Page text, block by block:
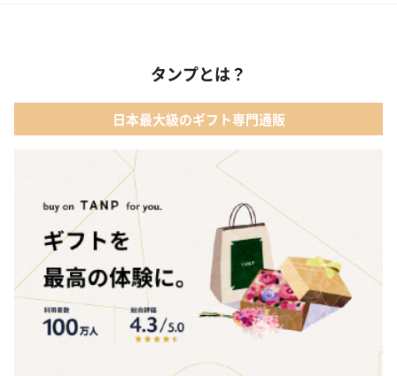
02 ベビー寝具・家具
04 ベビー・キッズファッション
06 タオル
02 【名入れギフト】音いっぱい積み木｜エド・インター
03 ママズケア セレクトボックス｜モディッシュ
04 フレイバーおむつケーキ｜AIRIM baby（アイリムベビー）
05 Chouette フード付きバスタオル&ハンカチセット｜コンテッ
タンプとは？
日本最大級のギフト専門通販